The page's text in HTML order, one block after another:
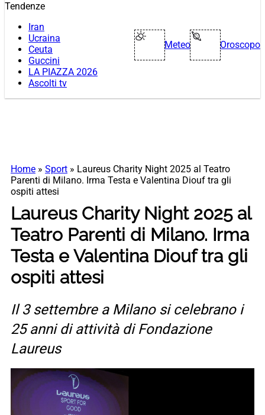
Tendenze
Iran
Ucraina
Ceuta
Guccini
LA PIAZZA 2026
Ascolti tv
Meteo Oroscopo
Home » Sport » Laureus Charity Night 2025 al Teatro
Parenti di Milano. Irma Testa e Valentina Diouf tra gli
ospiti attesi
Laureus Charity Night 2025 al
Teatro Parenti di Milano. Irma
Testa e Valentina Diouf tra gli
ospiti attesi
Il 3 settembre a Milano si celebrano i
25 anni di attività di Fondazione
Laureus